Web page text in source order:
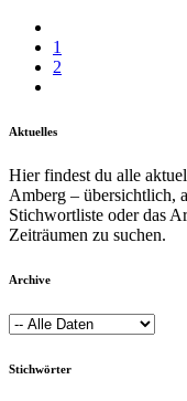
1
2
Aktuelles
Hier findest du alle
Amberg – übersichtlich,
Stichwortliste oder das
Zeiträumen zu suchen.
Archive
Stichwörter